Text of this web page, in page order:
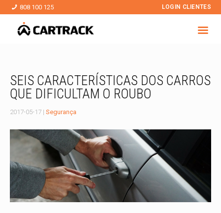
808 100 125 LOGIN CLIENTES
SEIS CARACTERÍSTICAS DOS CARROS
QUE DIFICULTAM O ROUBO
2017-05-17 | Segurança